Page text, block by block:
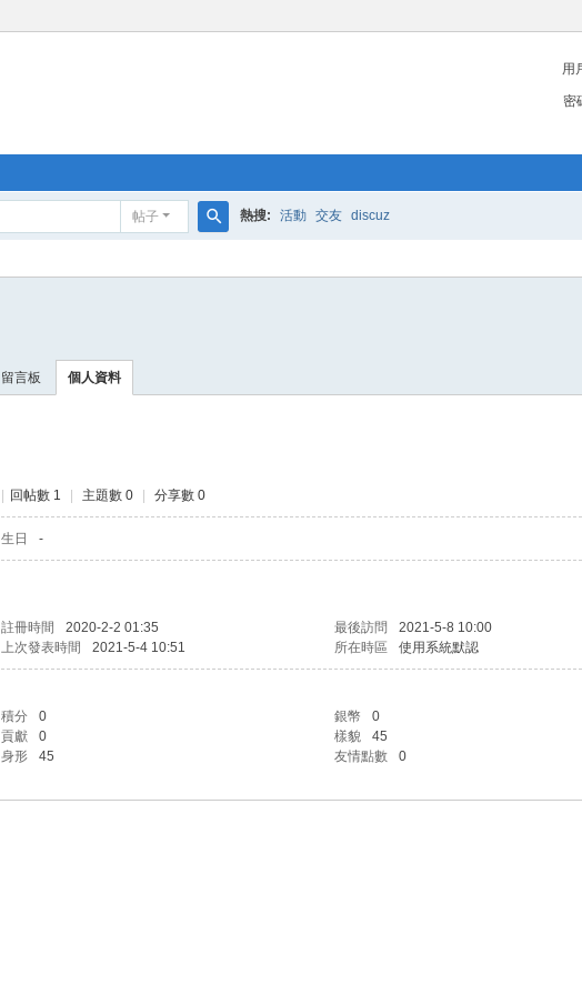
用
密
帖子
索
熱搜: 活動 交友 discuz
留言板 個人資料
回帖數 1 主題數 0 分享數 0
生日 -
註冊時間 2020-2-2 01:35 最後訪問
2021-5-8 10:00
上次發表時間 2021-5-4 10:51 所在時區 使用系統默認
積分 0 銀幣
0
貢獻 0 樣貌
45
身形 45 友情點數 0